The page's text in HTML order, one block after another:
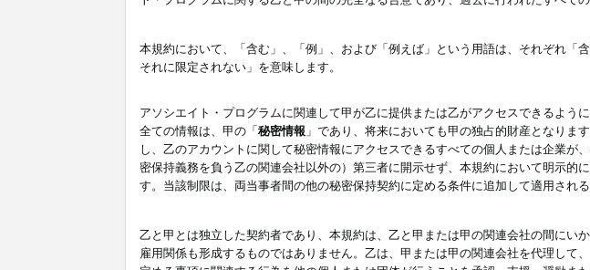
本規約において、「含む」、「例」、および「例えば」という用語は、それぞれ
それに限定されない」を意味します。
アソシエイト・プログラムに関連して甲が乙に提供または乙がアクセスできるよ
全ての情報は、甲の「秘密情報 」であり、将来においても甲の独占的財産となりま
し、乙のアカウントに関して秘密情報にアクセスできるすべての個人または企業
密保持義務を負う乙の関連会社以外の）第三者に開示せず、本規約において明示的
す。当該制限は、両当事者間の他の秘密保持契約に定める条件に追加して適用され
乙と甲とは独立した契約者であり、本規約は、乙と甲または甲の関連会社の間に
雇用関係も形成するものではありません。乙は、甲または甲の関連会社を代理し